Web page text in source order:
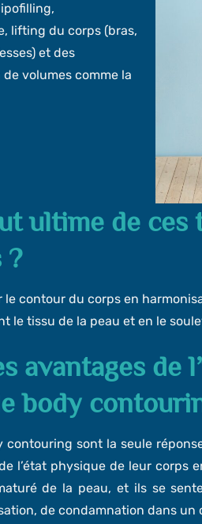
lifting du corps (bras,
et des
volumes comme la
ultime de ces
?
le contour du corps en
le tissu de la peau et en le
avantages de
body
contouring sont la seule
l’état physique de leur corps
de la peau, et ils se
de condamnation dans